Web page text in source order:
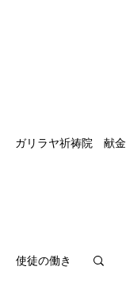
ガリラヤ祈祷院 献金
使徒の働き